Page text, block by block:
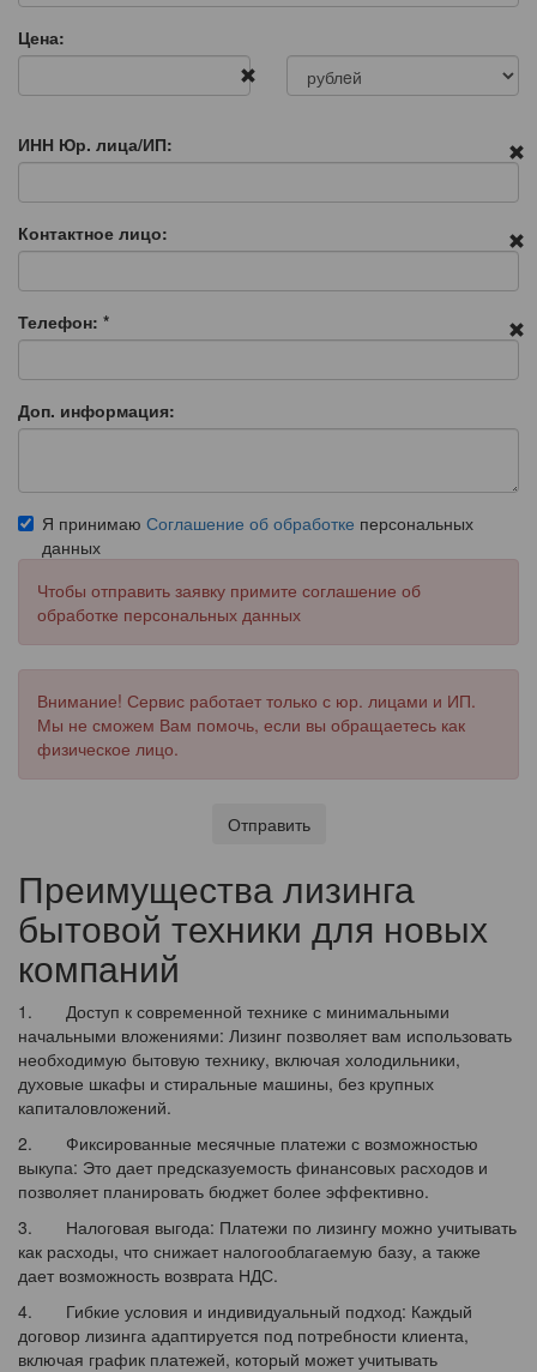
Цена:
ИНН Юр. лица/ИП:
Контактное лицо:
Телефон: *
Доп. информация:
Я принимаю Соглашение об обработке персональных
данных
Чтобы отправить заявку примите соглашение об
обработке персональных данных
Внимание! Сервис работает только с юр. лицами и ИП.
Мы не сможем Вам помочь, если вы обращаетесь как
физическое лицо.
Отправить
Преимущества лизинга
бытовой техники для новых
компаний
1. Доступ к современной технике с минимальными
начальными вложениями: Лизинг позволяет вам использовать
необходимую бытовую технику, включая холодильники,
духовые шкафы и стиральные машины, без крупных
капиталовложений.
2. Фиксированные месячные платежи с возможностью
выкупа: Это дает предсказуемость финансовых расходов и
позволяет планировать бюджет более эффективно.
3. Налоговая выгода: Платежи по лизингу можно учитывать
как расходы, что снижает налогооблагаемую базу, а также
дает возможность возврата НДС.
4. Гибкие условия и индивидуальный подход: Каждый
договор лизинга адаптируется под потребности клиента,
включая график платежей, который может учитывать